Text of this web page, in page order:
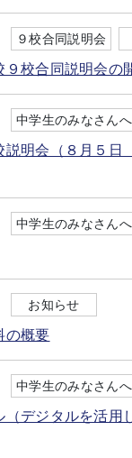
９校合同説明会
９校合同説明会の
中学生のみなさんへ
明会（８月５日
中学生のみなさんへ
お知らせ
の概要
中学生のみなさんへ
（デジタルを活用